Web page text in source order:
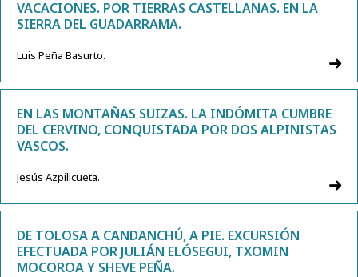
VACACIONES. POR TIERRAS CASTELLANAS. EN LA
SIERRA DEL GUADARRAMA.
Luis Peña Basurto.
EN LAS MONTAÑAS SUIZAS. LA INDÓMITA CUMBRE
DEL CERVINO, CONQUISTADA POR DOS ALPINISTAS
VASCOS.
Jesús Azpilicueta.
DE TOLOSA A CANDANCHÚ, A PIE. EXCURSIÓN
EFECTUADA POR JULIÁN ELÓSEGUI, TXOMIN
MOCOROA Y SHEVE PEÑA.